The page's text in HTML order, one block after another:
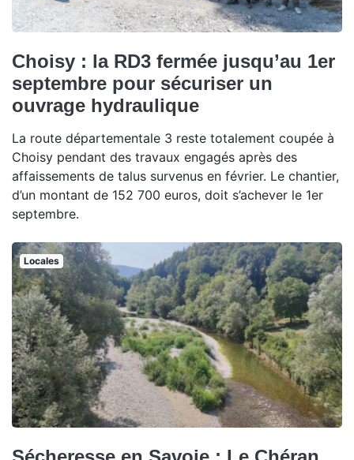
Choisy : la RD3 fermée jusqu’au 1er
septembre pour sécuriser un
ouvrage hydraulique
La route départementale 3 reste totalement coupée à
Choisy pendant des travaux engagés après des
affaissements de talus survenus en février. Le chantier,
d’un montant de 152 700 euros, doit s’achever le 1er
septembre.
Locales